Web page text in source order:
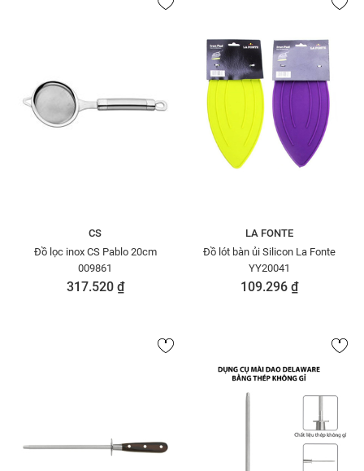
CS
Đồ lọc inox CS Pablo 20cm
009861
317.520 ₫
LA FONTE
Đồ lót bàn ủi Silicon La Fonte
YY20041
109.296 ₫